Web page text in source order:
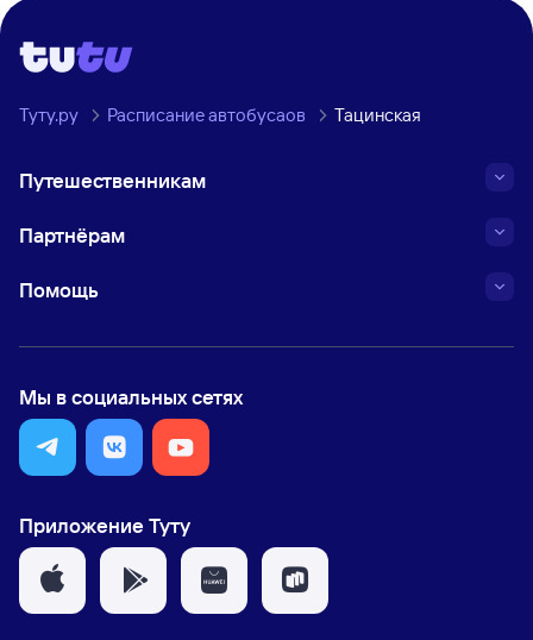
Туту.ру Расписание автобусаов Тацинская
Путешественникам
Партнёрам
Помощь
Мы в социальных сетях
Приложение Туту